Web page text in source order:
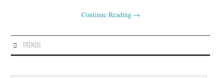
Continue Reading →
TRENDS